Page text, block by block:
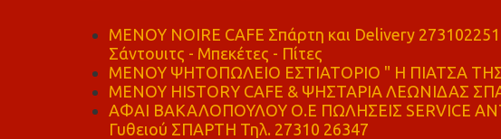
MENOY NOIRE CAFE Σπάρτη και Delivery
Σάντουιτς - Μπεκέτες - Πίτες
ΜΕΝΟΥ ΨΗΤΟΠΩΛΕΙΟ ΕΣΤΙΑΤΟΡΙΟ " Η ΠΙΑΤΣΑ
ΜΕΝΟΥ HISTORY CAFE & ΨΗΣΤΑΡΙΑ ΛΕΩΝΙΔΑΣ
ΑΦΑΙ ΒΑΚΑΛΟΠΟΥΛΟΥ Ο.Ε ΠΩΛΗΣΕΙΣ SERVICE
Γυθειού ΣΠΑΡΤΗ Τηλ. 27310 26347